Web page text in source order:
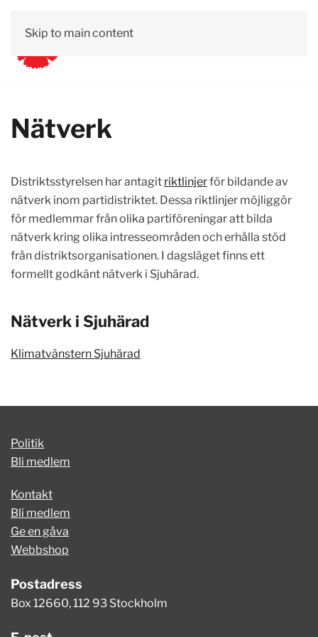
Skip to main content
Nätverk
Distriktsstyrelsen har antagit riktlinjerför bildande av
nätverk inom partidistriktet. Dessa riktlinjer möjliggör
för medlemmar från olika partiföreningar att bilda
nätverk kring olika intresseområden och erhålla stöd
från distriktsorganisationen. I dagsläget finns ett
formellt godkänt nätverk i Sjuhärad.
Nätverk i Sjuhärad
Klimatvänstern Sjuhärad
Politik
Bli medlem
Kontakt
Bli medlem
Ge en gåva
Webbshop
Postadress
Box 12660, 112 93 Stockholm